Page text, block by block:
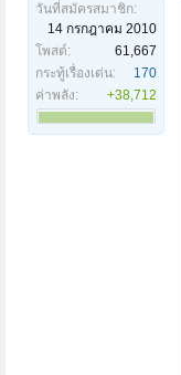
วันที่สมัครสมาชิก:
14 กรกฎาคม 2010
โพสต์:
61,667
กระทู้เรื่องเด่น:
170
ค่าพลัง:
+38,712